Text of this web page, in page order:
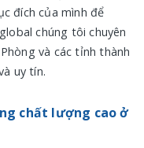
đích của mình để
chúng tôi chuyên
và các tỉnh thành
uy tín.
chất lượng cao ở